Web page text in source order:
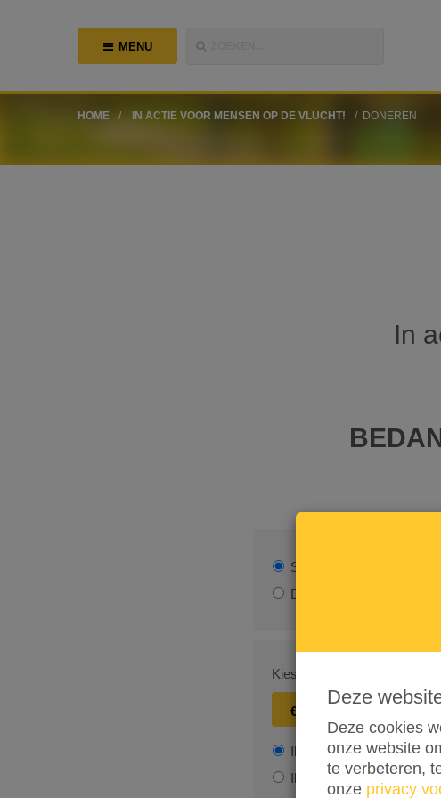
MENU
HOME IN ACTIE VOOR MENSEN OP DE VLUCHT! DONEREN
In
Snel doneren met iDEAL |
Doneren met aanvullende
Kies een bedrag
€ 15
Ik wil bijdragen aan de
Ik wil niet bijdragen aan
Deze
Deze cookies
onze website
te verbeteren,
onze privacy